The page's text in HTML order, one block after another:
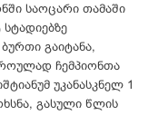
საოცარი თამაში
სტადიებზე
გაიტანა,
ჩემპიონთა
უკანასკნელ 1
გასული წლის